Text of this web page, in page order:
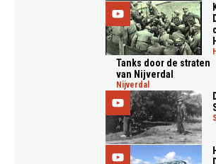
Tanks door de straten
van Nijverdal
nijverdal